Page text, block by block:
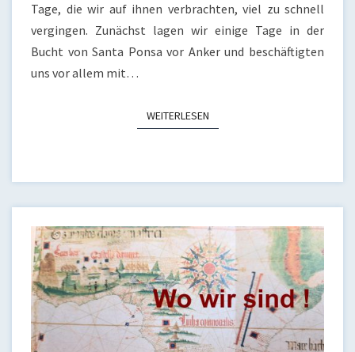
Tage, die wir auf ihnen verbrachten, viel zu schnell
vergingen. Zunächst lagen wir einige Tage in der
Bucht von Santa Ponsa vor Anker und beschäftigten
uns vor allem mit…
WEITERLESENWEITERLESEN